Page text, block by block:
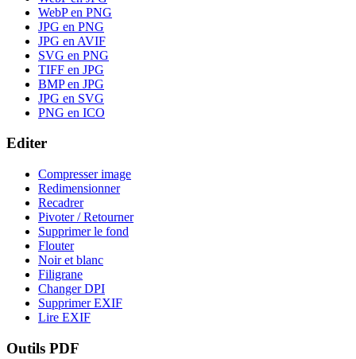
WebP en PNG
JPG en PNG
JPG en AVIF
SVG en PNG
TIFF en JPG
BMP en JPG
JPG en SVG
PNG en ICO
Editer
Compresser image
Redimensionner
Recadrer
Pivoter / Retourner
Supprimer le fond
Flouter
Noir et blanc
Filigrane
Changer DPI
Supprimer EXIF
Lire EXIF
Outils PDF